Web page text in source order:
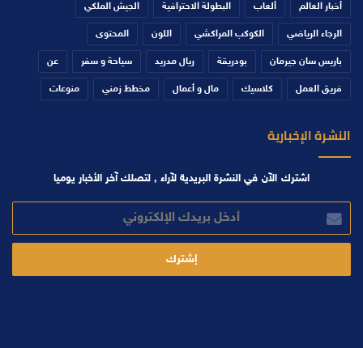
أخبار العالم ألعاب البطولة الاحترافية الجيش الملكي
الرجاء الرياضي الكوكب المراكشي اللون المحتوى
باريس سان جيرمان بودريقة ريال مدريد سياحة و سفر عن
فريق العمل كلاسيك مال و أعمال مخطط زمني منوعات
النشرة الإخبارية
اشترك الآن في النشرة البريدية لآراء , لتصلك آخر الأخبار يوميا
بريدك
الإلكتروني